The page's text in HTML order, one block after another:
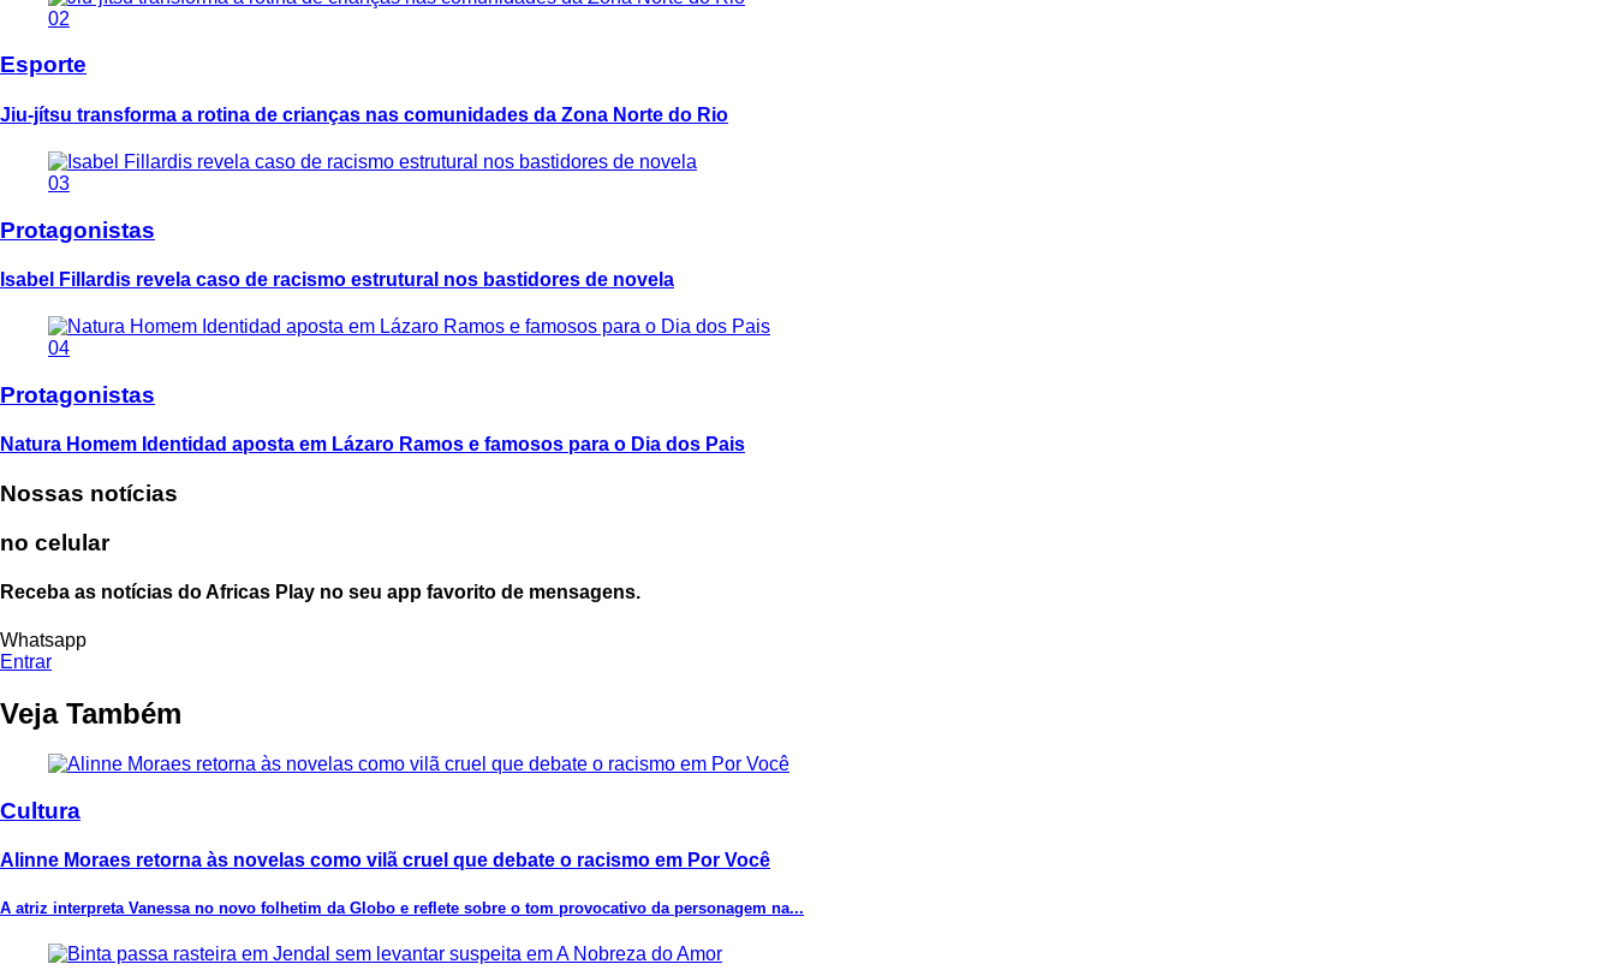
02
Esporte
Jiu-jítsu transforma a rotina de crianças nas comunidades da Zona Norte do Rio
03
Protagonistas
Isabel Fillardis revela caso de racismo estrutural nos bastidores de novela
04
Protagonistas
Natura Homem Identidad aposta em Lázaro Ramos e famosos para o Dia dos Pais
Nossas notícias
no celular
Receba as notícias do Africas Play no seu app favorito de mensagens.
Whatsapp
Entrar
Veja Também
Cultura
Alinne Moraes retorna às novelas como vilã cruel que debate o racismo em Por Você
A atriz interpreta Vanessa no novo folhetim da Globo e reflete sobre o tom provocativo da personagem na...